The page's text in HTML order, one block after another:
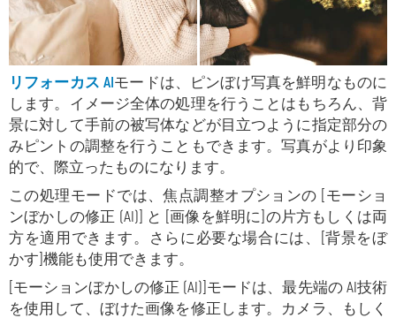
リフォーカス AIモードは、ピンぼけ写真を鮮明なものに
します。イメージ全体の処理を行うことはもちろん、背
景に対して手前の被写体などが目立つように指定部分の
みピントの調整を行うこともできます。写真がより印象
的で、際立ったものになります。
この処理モードでは、焦点調整オプションの [モーショ
ンぼかしの修正 (AI)] と [画像を鮮明に]の片方もしくは両
方を適用できます。さらに必要な場合には、
[背景をぼ
かす]機能も使用できます。
[モーションぼかしの修正 (AI)]モードは、最先端の AI技術
を使用して、ぼけた画像を修正します。カメラ、もしく